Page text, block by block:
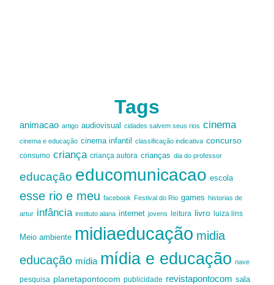
Tags
animacao artigo audiovisual cidades salvem seus rios cinema
cinema e educação cinema infantil classificação indicativa concurso
consumo criança criança autora crianças dia do professor
educação educomunicacao escola
esse rio e meu facebook Festival do Rio games historias de
artur infância instituto alana internet jovens leitura livro luiza lins
Meio ambiente midiaeducação midia
educação mídia mídia e educação nave
pesquisa planetapontocom publicidade revistapontocom sala